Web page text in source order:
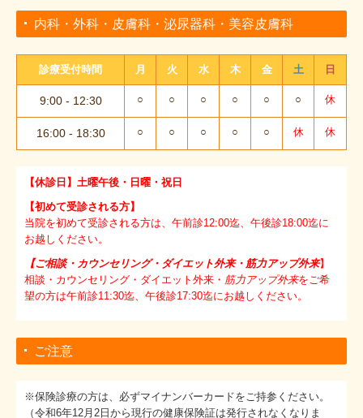
内科・外科・皮膚科・泌尿器科・美容皮膚科
診療受付時間 月 火 水 木 金 土 日
9:00 - 12:30 ○ ○ ○ ○ ○ ○ 休
16:00- 18:30 ○ ○ ○ ○ ○ 休 休
【休診日】土曜午後・日曜・祝日
【初めて受診される方】
当院を初めて受診される方は、午前診12:00迄、午後診18:00迄に
お越しください。
【ご相談・カウンセリング・ダイエット外来・筋力アップ外来】
相談・カウンセリング・ダイエット外来・ 筋力アップ外来をご希
望の方は午前診11:30迄、午後診17:30迄にお越しください。
ご注意
※保険診療の方は、必ずマイナンバーカードをご持参ください。
（令和6年12月2日から現行の健康保険証は発行されなくなりま